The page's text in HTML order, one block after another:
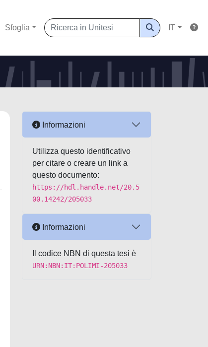
Sfoglia IT
Informazioni
Utilizza questo identificativo
per citare o creare un link a
questo documento:
https://hdl.handle.net/20.5
00.14242/205033
Informazioni
Il codice NBN di questa tesi è
URN:NBN:IT:POLIMI-205033